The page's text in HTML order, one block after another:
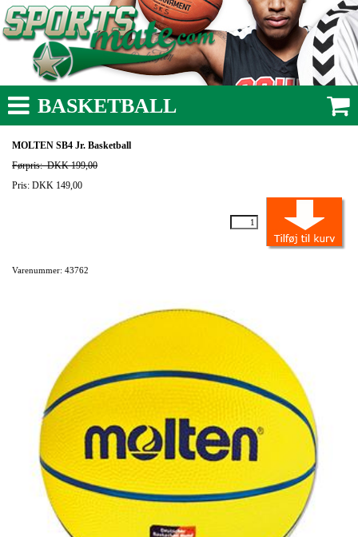
BASKETBALL
MOLTEN SB4 Jr. Basketball
Førpris:DKK 199,00
Pris: DKK 149,00
Varenummer: 43762